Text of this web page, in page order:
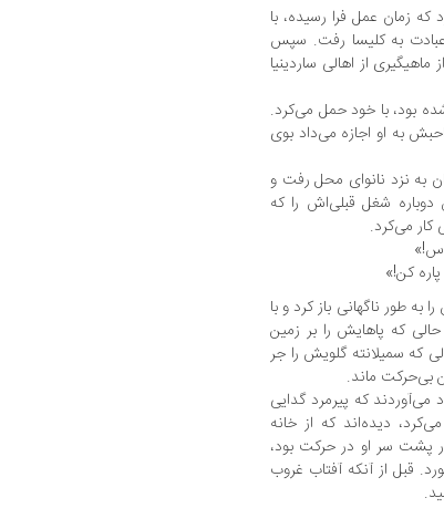
زمان عمل فرا رسیده، با
عبادت به کلیسا رفت. سپس
از اهالی ساردینیا
بود، با خود حمل می‌کرد.
به او اجازه می‌داد بوی
به نزد نانوای محل رفت و
دوباره شغل قبلی‌اش را که
کار می‌کرد.
کن!»
طور ناگهانی باز کرد و با
که پاهایش را بر زمین
که سمیلانته گلویش را جر
بی‌حرکت ماند.
که پیرمرد گدایی
دیده‌اند که از خانه
پشت سر او در حرکت بود،
قبل از آنکه آفتاب غروب